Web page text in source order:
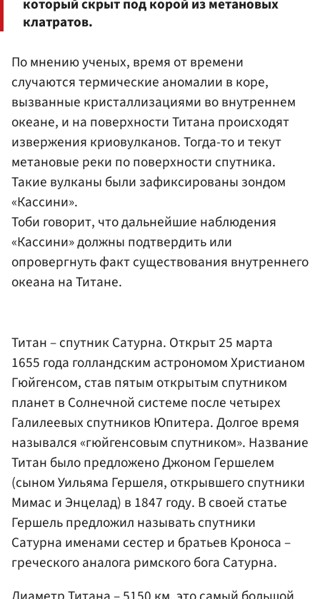
который скрыт под корой из метановых
клатратов.
По мнению ученых, время от времени
случаются термические аномалии в коре,
вызванные кристаллизациями во внутреннем
океане, и на поверхности Титана происходят
извержения криовулканов. Тогда-то и текут
метановые реки по поверхности спутника.
Такие вулканы были зафиксированы зондом
«Кассини».
Тоби говорит, что дальнейшие наблюдения
«Кассини» должны подтвердить или
опровергнуть факт существования внутреннего
океана на Титане.
Титан – спутник Сатурна. Открыт 25 марта
1655 года голландским астрономом Христианом
Гюйгенсом, став пятым открытым спутником
планет в Солнечной системе после четырех
Галилеевых спутников Юпитера. Долгое время
назывался «гюйгенсовым спутником». Название
Титан было предложено Джоном Гершелем
(сыном Уильяма Гершеля, открывшего спутники
Мимас и Энцелад) в 1847 году. В своей статье
Гершель предложил называть спутники
Сатурна именами сестер и братьев Кроноса –
греческого аналога римского бога Сатурна.